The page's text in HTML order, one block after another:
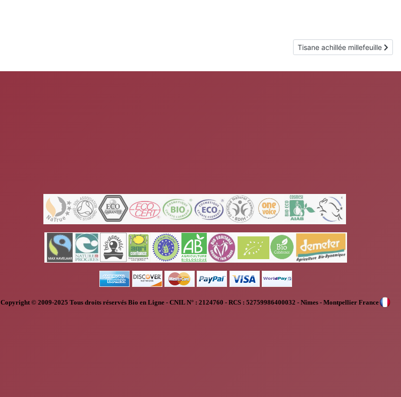
Article suivant : Tisane achillée
Tisane achillée millefeuille
Copyright © 2009-2025 Tous droits réservés Bio en Ligne - CNIL N° : 2124760 - RCS : 52759986400032 - Nîmes - Montpellier France